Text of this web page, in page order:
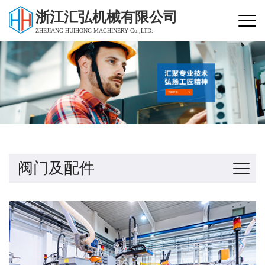
浙江汇弘机械有限公司
ZHEJIANG HUIHONG MACHINERY Co.,LTD.
阀门及配件